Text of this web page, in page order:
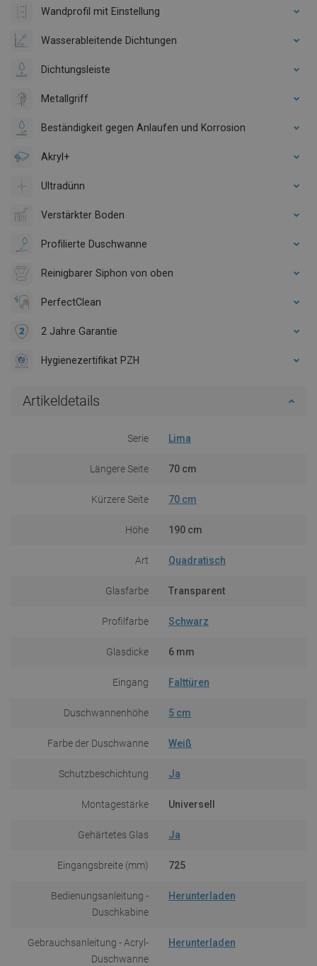
Wandprofil mit Einstellung
Wasserableitende Dichtungen
Dichtungsleiste
Metallgriff
Beständigkeit gegen Anlaufen und Korrosion
Akryl+
Ultradünn
Verstärkter Boden
Profilierte Duschwanne
Reinigbarer Siphon von oben
PerfectClean
2 Jahre Garantie
Hygienezertifikat PZH
Artikeldetails
Serie Lima
Längere Seite 70 cm
Kürzere Seite 70 cm
Höhe 190 cm
Art Quadratisch
Glasfarbe Transparent
Profilfarbe Schwarz
Glasdicke 6 mm
Eingang Falttüren
Duschwannenhöhe 5 cm
Farbe der Duschwanne Weiß
Schutzbeschichtung Ja
Montagestärke Universell
Gehärtetes Glas Ja
Eingangsbreite (mm) 725
Bedienungsanleitung -
Duschkabine
Herunterladen
Gebrauchsanleitung - Acryl-
Duschwanne
Herunterladen